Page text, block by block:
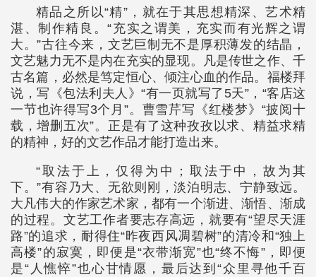
精品之所以“精”，就在于其思想精深、艺术精
湛、制作精良。“充实之谓美，充实而有光辉之谓
大。”古往今来，文艺巨制无不是厚积薄发的结晶，
文艺魅力无不是内在充实的显现。凡是传世之作、千
古名篇，必然是笃定恒心、倾注心血的作品。福楼拜
说，写《包法利夫人》“有一页就写了5天”，“客店这
一节也许得写3个月”。曹雪芹写《红楼梦》“披阅十
载，增删五次”。正是有了这种孜孜以求、精益求精
的精神，好的文艺作品才能打造出来。
“取法于上，仅得为中；取法于中，故为其
下。”有容乃大、无欲则刚，淡泊明志、宁静致远。
大凡伟大的作家艺术家，都有一个渐进、渐悟、渐成
的过程。文艺工作者要志存高远，就要有“望尽天涯
路”的追求，耐得住“昨夜西风凋碧树”的清冷和“独上
高楼”的寂寞，即便是“衣带渐宽”也“终不悔”，即便
是“人憔悴”也心甘情愿，最后达到“众里寻他千百